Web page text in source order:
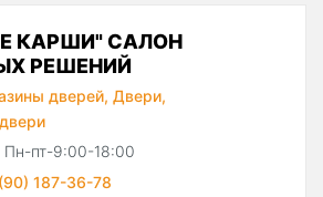
КАРШИ" САЛОН
РЕШЕНИЙ
дверей, Двери,
Пн-пт-9:00-18:00
187-36-78